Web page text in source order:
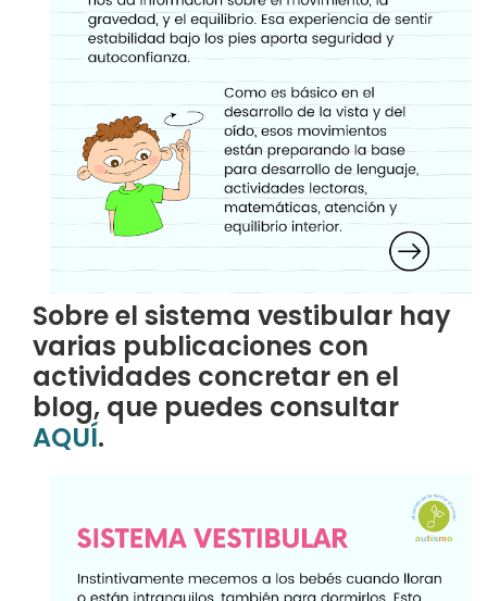
Sobre el sistema vestibular hay
varias publicaciones con
actividades concretar en el
blog, que puedes consultar
AQUÍ.